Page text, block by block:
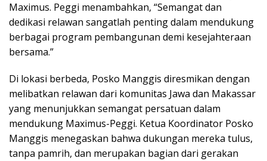
Maximus. Peggi menambahkan, “Semangat dan
dedikasi relawan sangatlah penting dalam mendukung
berbagai program pembangunan demi kesejahteraan
bersama.”
Di lokasi berbeda, Posko Manggis diresmikan dengan
melibatkan relawan dari komunitas Jawa dan Makassar
yang menunjukkan semangat persatuan dalam
mendukung Maximus-Peggi. Ketua Koordinator Posko
Manggis menegaskan bahwa dukungan mereka tulus,
tanpa pamrih, dan merupakan bagian dari gerakan